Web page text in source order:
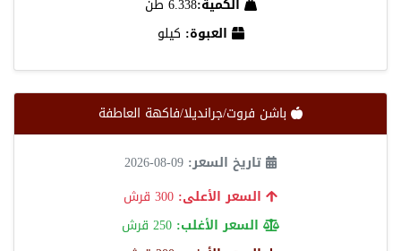
الكمية:6.338 طن
العبوة: كيلو
باشن فروت/جرانديلا/فاكهة العاطفة
تاريخ السعر: 09-08-2026
السعر الأعلى:
السعر الأغلب: